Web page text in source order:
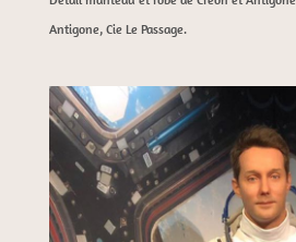
Antigone, Cie Le Passage.